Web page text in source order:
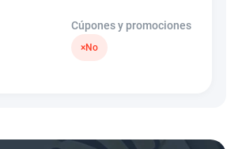
Cúpones y promociones
×No